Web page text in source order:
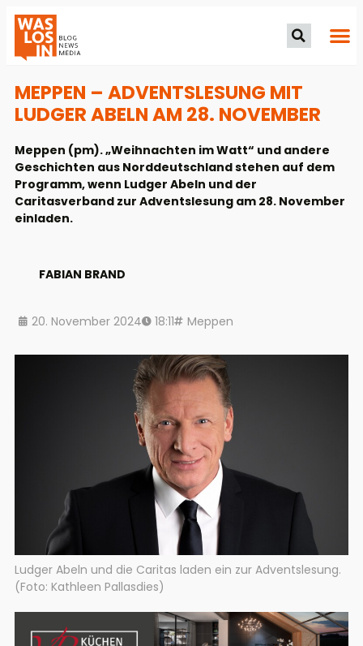
MEPPEN – ADVENTSLESUNG MIT
LUDGER ABELN AM 28. NOVEMBER
Meppen (pm). „Weihnachten im Watt“ und andere
Geschichten aus Norddeutschland stehen auf dem
Programm, wenn Ludger Abeln und der
Caritasverband zur Adventslesung am 28. November
einladen.
FABIAN BRAND
20. November 2024 18:11 Meppen
Ludger Abeln und die Caritas laden ein zur Adventslesung.
(Foto: Kathleen Pallasdies)